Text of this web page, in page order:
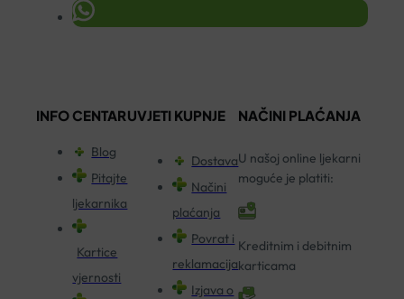
INFO CENTAR
Blog
Pitajte
ljekarnika
Kartice
vjernosti
UVJETI KUPNJE
Dostava
Načini
plaćanja
Povrat i
reklamacija
Izjava o
NAČINI PLAĆANJA
U našoj online ljekarni
moguće je platiti:
Kreditnim i debitnim
karticama